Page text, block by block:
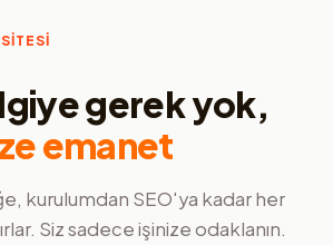
gerek yok,
emanet
kurulumdan SEO'ya kadar her
Siz sadece işinize odaklanın.